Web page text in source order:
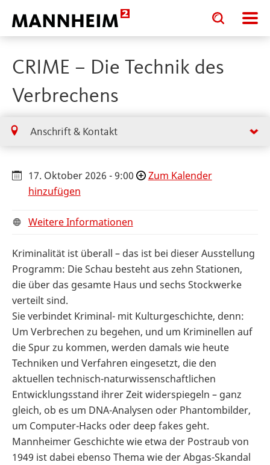
Toggle
search
input
Toggle
search
input
CRIME – Die Technik des
Verbrechens
Anschrift & Kontakt
17. Oktober 2026 - 9:00
Zum Kalender
hinzufügen
Weitere Informationen
Kriminalität ist überall – das ist bei dieser Ausstellung
Programm: Die Schau besteht aus zehn Stationen,
die über das gesamte Haus und sechs Stockwerke
verteilt sind.
Sie verbindet Kriminal- mit Kulturgeschichte, denn:
Um Verbrechen zu begehen, und um Kriminellen auf
die Spur zu kommen, werden damals wie heute
Techniken und Verfahren eingesetzt, die den
aktuellen technisch-naturwissenschaftlichen
Entwicklungsstand ihrer Zeit widerspiegeln – ganz
gleich, ob es um DNA-Analysen oder Phantombilder,
um Computer-Hacks oder deep fakes geht.
Mannheimer Geschichte wie etwa der Postraub von
1949 ist dabei ebenso Thema wie der Abgas-Skandal